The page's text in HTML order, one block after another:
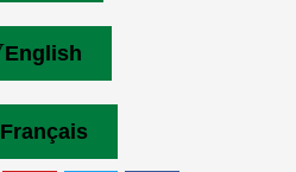
English
Français